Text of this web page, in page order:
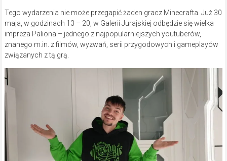
Tego wydarzenia nie może przegapić żaden gracz Minecrafta. Już 30
maja, w godzinach 13 – 20, w Galerii Jurajskiej odbędzie się wielka
impreza Paliona – jednego z najpopularniejszych youtuberów,
znanego m.in. z filmów, wyzwań, serii przygodowych i gameplayów
związanych z tą grą.